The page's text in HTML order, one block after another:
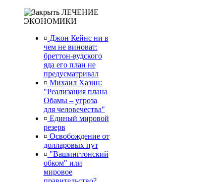
ЛЕЧЕНИЕ
ЭКОНОМИКИ
¤ Джон Кейнс ни в
чем не виноват:
бреттон-вудского
яда его план не
предусматривал
¤ Михаил Хазин:
"Реализация плана
Обамы – угроза
для человечества"
¤ Единый мировой
резерв
¤ Освобождение от
долларовых пут
¤ "Вашингтонский
обком" или
мировое